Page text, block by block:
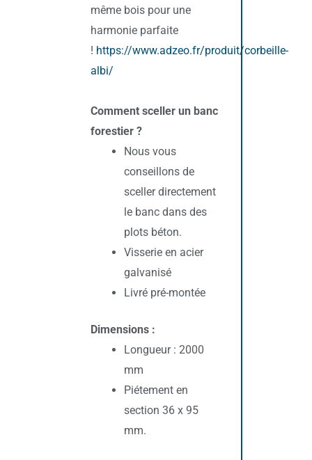
même bois pour une
harmonie parfaite
! https://www.adzeo.fr/produit/corbeille-
albi/
Comment sceller un banc
forestier ?
Nous vous
conseillons de
sceller directement
le banc dans des
plots béton.
Visserie en acier
galvanisé
Livré pré-montée
Dimensions :
Longueur : 2000
mm
Piétement en
section 36 x 95
mm.